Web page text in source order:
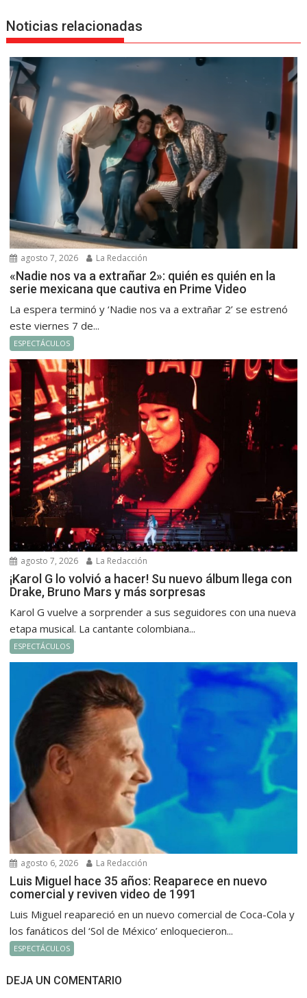
Noticias relacionadas
agosto 7, 2026 La Redacción
«Nadie nos va a extrañar 2»: quién es quién en la
serie mexicana que cautiva en Prime Video
La espera terminó y ‘Nadie nos va a extrañar 2’ se estrenó
este viernes 7 de...
ESPECTÁCULOS
agosto 7, 2026 La Redacción
¡Karol G lo volvió a hacer! Su nuevo álbum llega con
Drake, Bruno Mars y más sorpresas
Karol G vuelve a sorprender a sus seguidores con una nueva
etapa musical. La cantante colombiana...
ESPECTÁCULOS
agosto 6, 2026 La Redacción
Luis Miguel hace 35 años: Reaparece en nuevo
comercial y reviven video de 1991
Luis Miguel reapareció en un nuevo comercial de Coca-Cola y
los fanáticos del ‘Sol de México’ enloquecieron...
ESPECTÁCULOS
DEJA UN COMENTARIO